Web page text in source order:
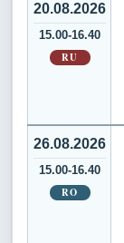
20.08.2026
15.00-16.40
RU
26.08.2026
15.00-16.40
RO